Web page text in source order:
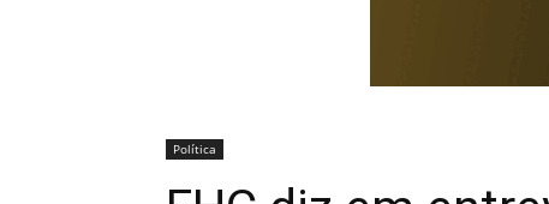
Política